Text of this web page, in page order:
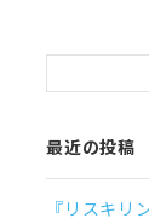
最近の投稿
『リスキリ